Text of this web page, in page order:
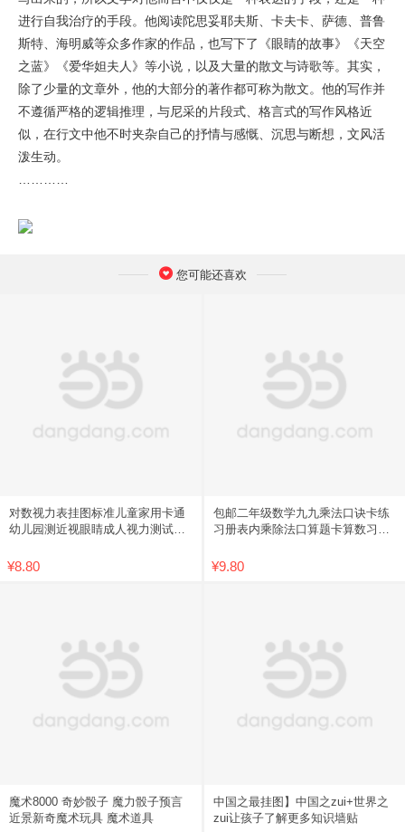
进行自我治疗的手段。他阅读陀思妥耶夫斯、卡夫卡、萨德、普鲁
斯特、海明威等众多作家的作品，也写下了《眼睛的故事》《天空
之蓝》《爱华妲夫人》等小说，以及大量的散文与诗歌等。其实，
除了少量的文章外，他的大部分的著作都可称为散文。他的写作并
不遵循严格的逻辑推理，与尼采的片段式、格言式的写作风格近
似，在行文中他不时夹杂自己的抒情与感慨、沉思与断想，文风活
泼生动。
您可能还喜欢
对数视力表挂图标准儿童家用卡通
幼儿园测近视眼睛成人视力测试表
¥8.80
包邮二年级数学九九乘法口诀卡练
习册表内乘除法口算题卡算数习题
¥9.80
魔术8000 奇妙骰子 魔力骰子预言
近景新奇魔术玩具 魔术道具
中国之最挂图】中国之zui+世界之
zui让孩子了解更多知识墙贴